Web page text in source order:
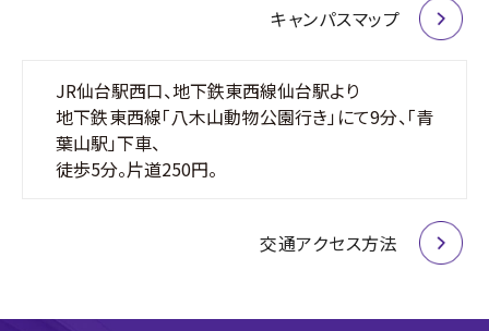
キャンパスマップ
JR仙台駅西口、地下鉄東西線仙台駅より
地下鉄東西線「八木山動物公園行き」にて9分、 「青
葉山駅」下車、
徒歩5分。片道250円。
交通アクセス方法